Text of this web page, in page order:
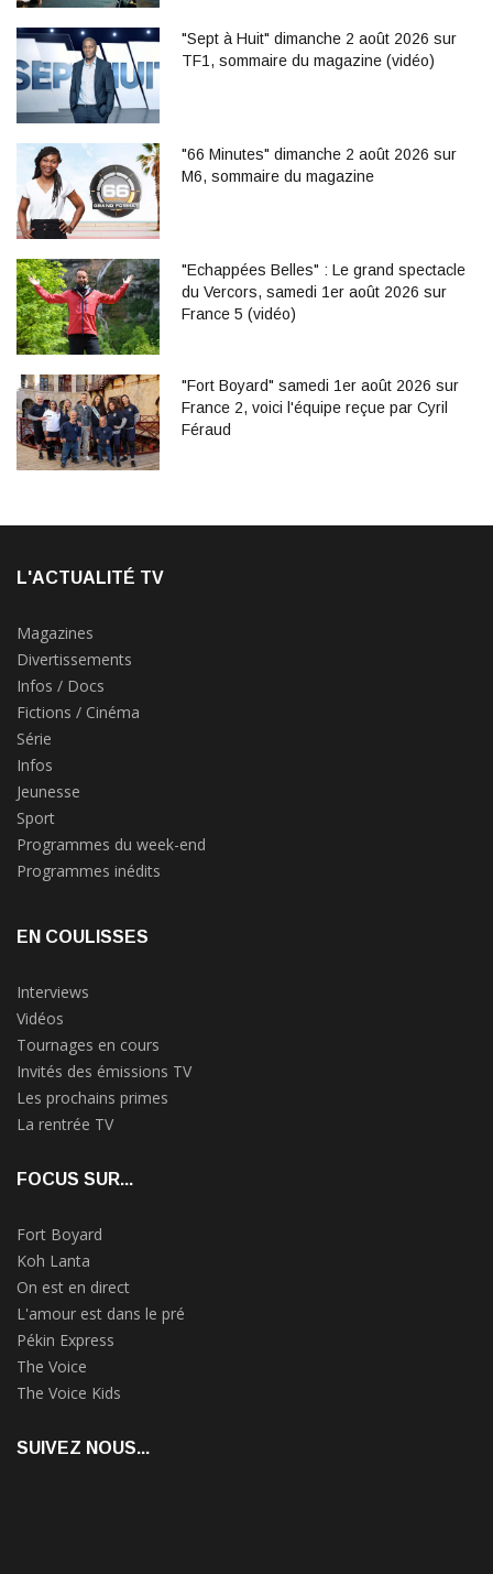
"Sept à Huit" dimanche 2 août 2026 sur
TF1, sommaire du magazine (vidéo)
"66 Minutes" dimanche 2 août 2026 sur
M6, sommaire du magazine
"Echappées Belles" : Le grand spectacle
du Vercors, samedi 1er août 2026 sur
France 5 (vidéo)
"Fort Boyard" samedi 1er août 2026 sur
France 2, voici l'équipe reçue par Cyril
Féraud
L'ACTUALITÉ TV
Magazines
Divertissements
Infos / Docs
Fictions / Cinéma
Série
Infos
Jeunesse
Sport
Programmes du week-end
Programmes inédits
EN COULISSES
Interviews
Vidéos
Tournages en cours
Invités des émissions TV
Les prochains primes
La rentrée TV
FOCUS SUR...
Fort Boyard
Koh Lanta
On est en direct
L'amour est dans le pré
Pékin Express
The Voice
The Voice Kids
SUIVEZ NOUS...